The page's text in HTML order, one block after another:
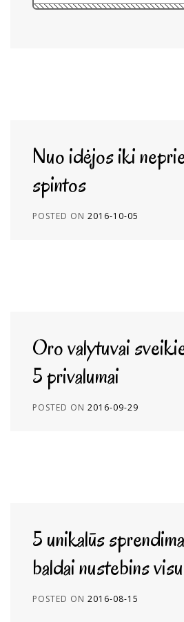
Nuo idėjos iki
spintos
POSTED ON 2016-10-05
Oro valytuvai
5 privalumai
POSTED ON 2016-09-29
5 unikalūs
baldai nustebins
POSTED ON 2016-08-15